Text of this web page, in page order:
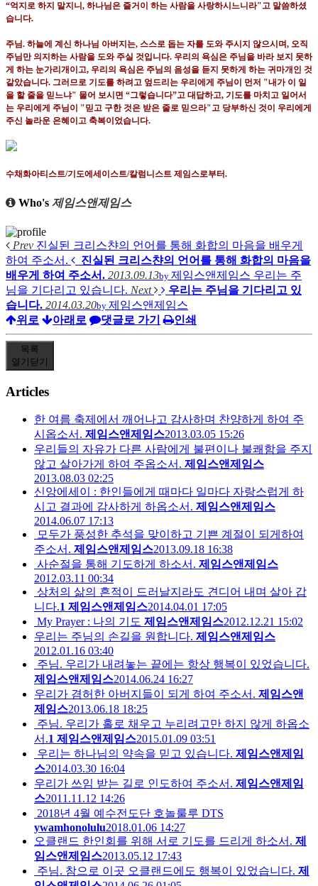
“억지로 하지 말지니 , 하나님은 즐거이 하는 사람을 사랑하시느니라"고 말씀하셨
습니다.
주님. 하늘에 계신 하나님 아버지는, 스스로 돕는 자를 도와 주시지 않으시며, 오직
주님만 의지하는 사람을 도와 주실 것입니다. 우리의 욕심은 주님을 바라 보지 못하
게 하는 눈가리개이고, 우리의 욕심은 주님의 음성을 듣지 못하게 하는 귀마개인 것
같았습니다. 그러므로 기도를 하려고 엎드리는 우리에게 주님이 먼저 "내가 이 일
을 할 줄을 믿느냐" 물어 보시면 “그렇습니다”고 대답하고, 기도를 마치고 일어서
는 우리에게 주님이 "믿고 구한 것은 받은 줄로 믿으라"고 당부하신 것이 우리에게
주신 놀라운 은혜이고 축복이었습니다.
수채화아티스트/기도에세이스트/칼럼니스트 제임스로부터.
Who's 제임스앤제임스
Prev 진실된 크리스챤의 언어를 통해 화합의 마음을 배우게
하여 주소서.
진실된 크리스챤의 언어를 통해 화합의 마음을
배우게 하여 주소서. 2013.09.13by 제임스앤제임스 우리는 주
님을 기다리고 있습니다. Next
우리는 주님을 기다리고 있
습니다. 2014.03.20by 제임스앤제임스
위로
아래로 댓글로 가기 인쇄
목록
열기 닫기
Articles
한 여름 축제에서 깨어나고 감사하며 찬양하게 하여 주
시옵소서. 제임스앤제임스2013.03.05 15:26
우리들의 자유가 다른 사람에게 불편이나 불쾌함을 주지
않고 살아가게 하여 주옵소서. 제임스앤제임스
2013.08.03 02:25
신앙에세이 : 한인들에게 때마다 일마다 자랑스럽게 하
시고 결과에 감사하게 하옵소서. 제임스앤제임스
2014.06.07 17:13
모두가 풍성한 추석을 맞이하고 기쁜 계절이 되게하여
주소서. 제임스앤제임스2013.09.18 16:38
사순절을 통해 기도하게 하소서. 제임스앤제임스
2012.03.11 00:34
상처의 삶의 흔적이 드러날지라도 견디어 내며 살아 갑
니다.1 제임스앤제임스2014.04.01 17:05
My Prayer : 나의 기도 제임스앤제임스2012.12.21 15:02
우리는 주님의 손길을 원합니다. 제임스앤제임스
2012.01.16 03:40
주님. 우리가 내려놓는 끝에는 항상 행복이 있었습니다.
제임스앤제임스2014.06.24 16:27
우리가 겸허한 아버지들이 되게 하여 주소서. 제임스앤
제임스2013.06.18 18:25
주님. 우리가 홀로 채우고 누리려고만 하지 않게 하옵소
서.1 제임스앤제임스2015.01.09 03:51
우리는 하나님의 약속을 믿고 있습니다. 제임스앤제임
스2014.03.30 16:04
우리가 쓰임 받는 길로 인도하여 주소서. 제임스앤제임
스2011.11.12 14:26
2018년 4월 예수전도단 호놀룰루 DTS
ywamhonolulu2018.01.06 14:27
오클랜드 한인회를 위해 서로 기도를 드리게 하소서. 제
임스앤제임스2013.05.12 17:43
주님. 참으로 이곳 오클랜드에도 행복이 있었습니다. 제